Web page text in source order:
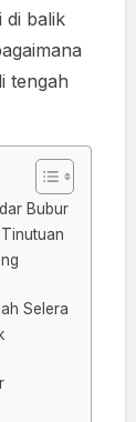
di balik
tengah
Bubur
Selera